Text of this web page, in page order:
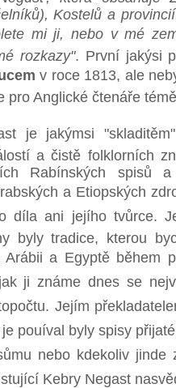
Kostelů a
mi ji, nebo v mé
rozkazy". První jakýsi
v roce 1813, ale
pro Anglické čtenáře
je jakýmsi
a čistě folklorních
Rabínských spisů
a Etiopských
díla ani jejího tvůrce.
byly tradice, kterou
Arábii a Egyptě během
ji známe dnes se
Jejím
je pouíval byly spisy
nebo kdekoliv jinde
Kebry Negast